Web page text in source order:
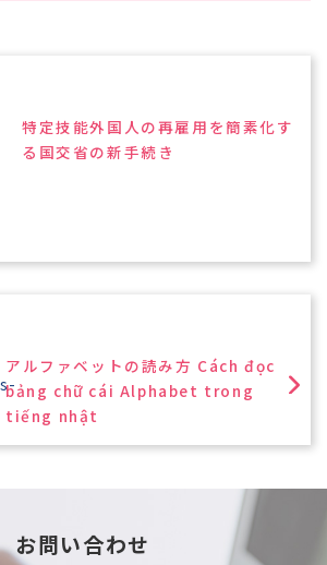
特定技能外国人の再雇用を簡素化す
る国交省の新手続き
アルファベットの読み方 Cách đọc
bảng chữ cái Alphabet trong
tiếng nhật
お問い合わせ